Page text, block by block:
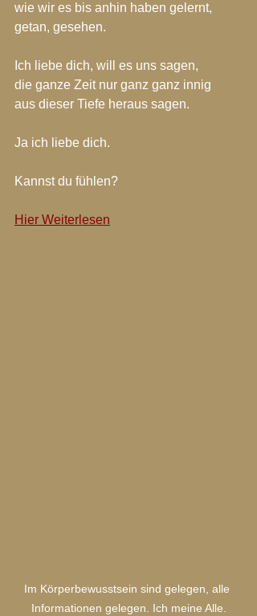
wie wir es bis anhin haben gelernt,
getan, gesehen.
Ich liebe dich, will es uns sagen,
die ganze Zeit nur ganz ganz innig
aus dieser Tiefe heraus sagen.
Ja ich liebe dich.
Kannst du fühlen?
Hier Weiterlesen
Im Körperbewusstsein sind gelegen, alle
Informationen gelegen. Ich meine Alle.